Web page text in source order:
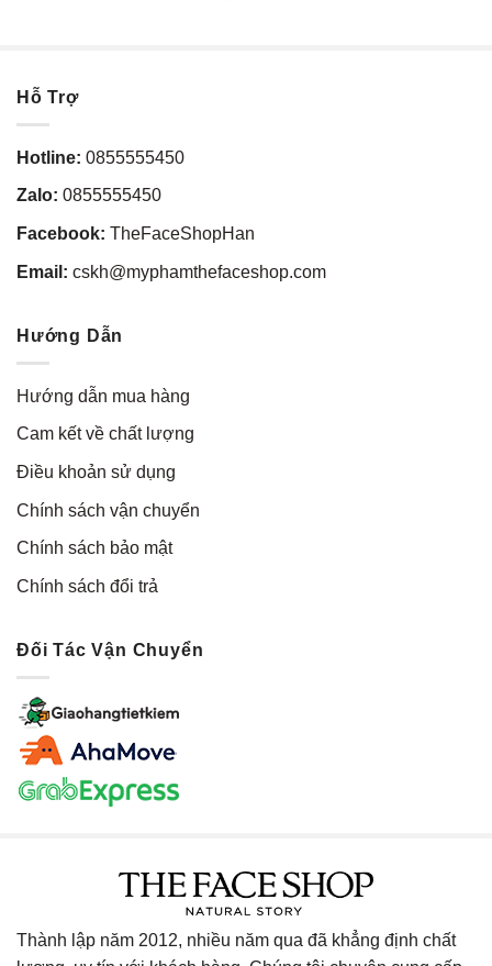
Hỗ Trợ
Hotline: 0855555450
Zalo: 0855555450
Facebook: TheFaceShopHan
Email: cskh@myphamthefaceshop.com
Hướng Dẫn
Hướng dẫn mua hàng
Cam kết về chất lượng
Điều khoản sử dụng
Chính sách vận chuyển
Chính sách bảo mật
Chính sách đổi trả
Đối Tác Vận Chuyển
Thành lập năm 2012, nhiều năm qua đã khẳng định chất